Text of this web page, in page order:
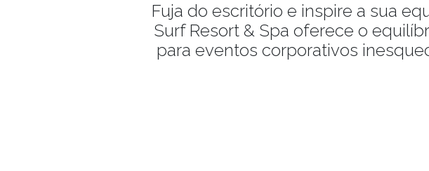
Fuja do escritório e inspire a sua
Surf Resort & Spa oferece o
para eventos corporativos